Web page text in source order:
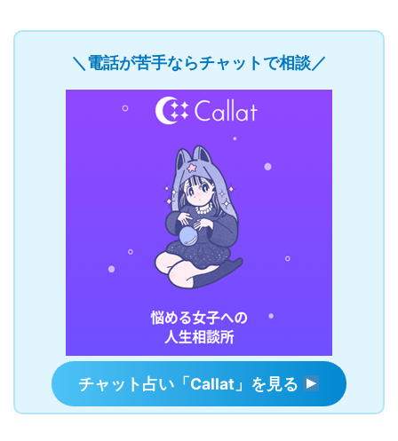
＼電話が苦手ならチャットで相談／
チャット占い「Callat」を見る